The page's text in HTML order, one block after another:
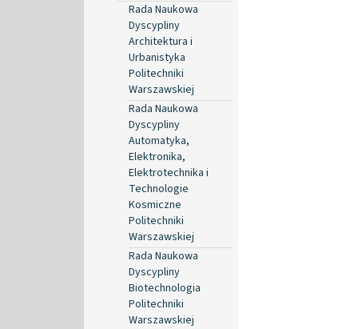
Rada Naukowa
Dyscypliny
Architektura i
Urbanistyka
Politechniki
Warszawskiej
Rada Naukowa
Dyscypliny
Automatyka,
Elektronika,
Elektrotechnika i
Technologie
Kosmiczne
Politechniki
Warszawskiej
Rada Naukowa
Dyscypliny
Biotechnologia
Politechniki
Warszawskiej